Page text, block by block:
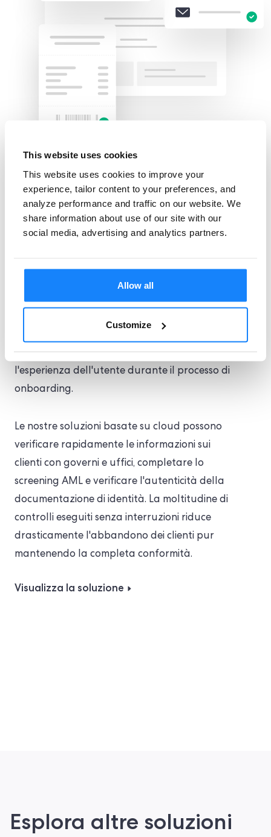
This website uses cookies
This website uses cookies to improve your
experience, tailor content to your preferences, and
analyze performance and traffic on our website. We
share information about use of our site with our
social media, advertising and analytics partners.
Allow all
Customize
CONFORMITÀ IN BASE ALLA
PROGETTAZIONE
Più controlli in pochi
secondi
cliente non è mai stata così grande. Con l'aiuto
delle nostre soluzioni automatizzate di
l'esperienza dell'utente durante il processo di
onboarding.
Le nostre soluzioni basate su cloud possono
verificare rapidamente le informazioni sui
clienti con governi e uffici, completare lo
screening AML e verificare l'autenticità della
documentazione di identità. La moltitudine di
controlli eseguiti senza interruzioni riduce
drasticamente l'abbandono dei clienti pur
mantenendo la completa conformità.
Visualizza la soluzione
Esplora altre soluzioni